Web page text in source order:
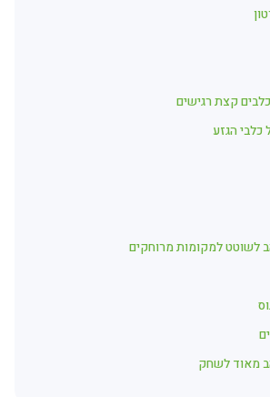
קצת רגישים
כלבי הגזע
לשוטט למקומות מרוחקים
מאוד לשחק